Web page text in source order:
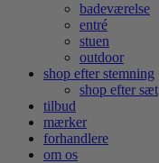
badeværelse
entré
stuen
outdoor
shop efter stemning
shop efter sæt
tilbud
mærker
forhandlere
om os